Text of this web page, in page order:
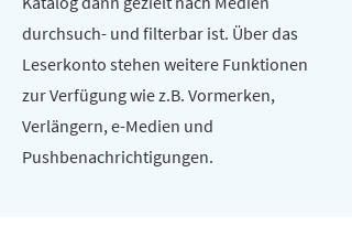
durchsuch- und filterbar ist. Über das
Leserkonto stehen weitere Funktionen
zur Verfügung wie z.B. Vormerken,
Verlängern, e-Medien und
Pushbenachrichtigungen.